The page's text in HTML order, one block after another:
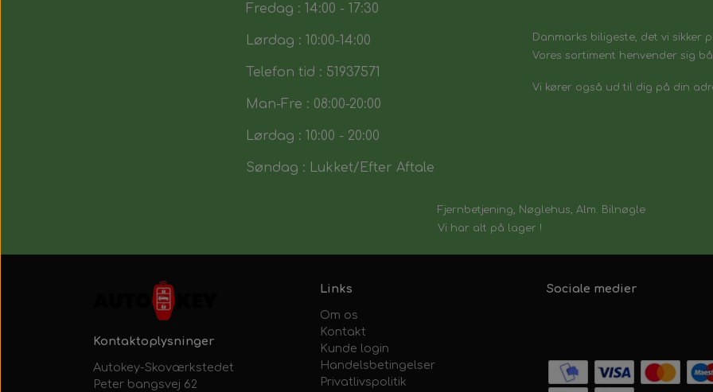
Fredag : 14:00 - 17:30
Lørdag : 10:00-14:00
Telefon tid : 51937571
Man-Fre : 08:00-20:00
Lørdag : 10:00 - 20:00
Søndag : Lukket/Efter Aftale
Danmarks biligeste, det vi sikker
Vores sortiment henvender sig
Vi kører også ud til dig på din
Fjernbetjening, Nøglehus, Alm. Bilnøgle
Vi har alt på lager !
Kontaktoplysninger
Autokey-Skoværkstedet
Peter bangsvej 62
Links
Om os
Kontakt
Kunde login
Handelsbetingelser
Privatlivspolitik
Sociale medier